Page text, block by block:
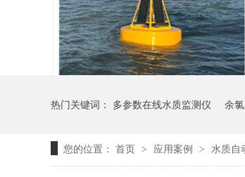
热门关键词： 多参数在线水质监测仪 余
您的位置： 首页 > 应用案例 > 水质自